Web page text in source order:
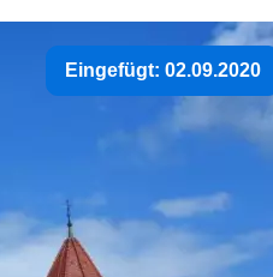
Eingefügt: 02.09.2020